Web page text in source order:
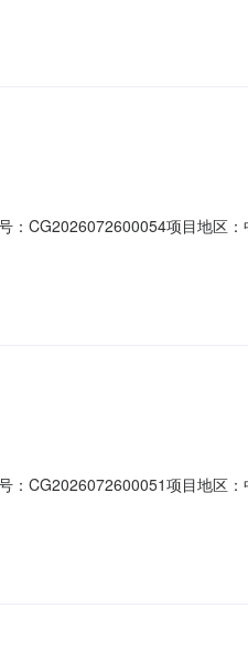
到验收合格且收到发票后付款
CG2026072600054项目地区
用。收货地址为：内蒙古锡林
CG2026072600051项目地区
内蒙古锡林郭勒盟东乌珠穆沁